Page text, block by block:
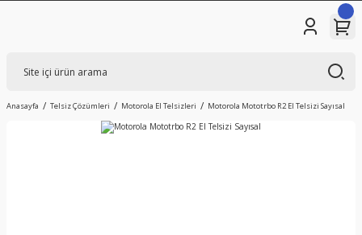
Anasayfa Telsiz Çözümleri Motorola El Telsizleri Motorola Mototrbo R2 El Telsizi Sayısal